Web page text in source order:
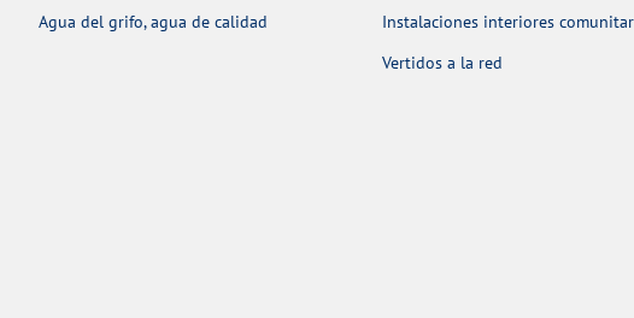
Agua del grifo, agua de calidad
Instalaciones interiores
Vertidos a la red